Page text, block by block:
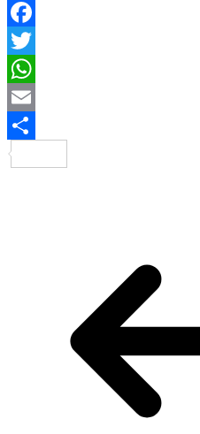
Facebook
Twitter
WhatsApp
Email